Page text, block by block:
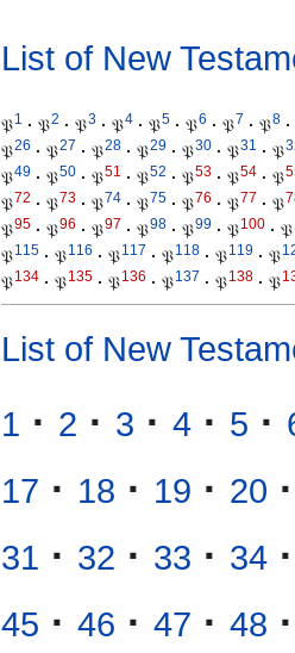
List of New
𝔓1 · 𝔓2 · 𝔓3 · 𝔓4 · 𝔓5 · 𝔓6 · 𝔓7 · 𝔓8 ·
𝔓26 · 𝔓27 · 𝔓28 · 𝔓29 · 𝔓30 · 𝔓31 · 𝔓
𝔓49 · 𝔓50 · 𝔓51 · 𝔓52 · 𝔓53 · 𝔓54 · 𝔓
𝔓72 · 𝔓73 · 𝔓74 · 𝔓75 · 𝔓76 · 𝔓77 · 𝔓
𝔓95 · 𝔓96 · 𝔓97 · 𝔓98 · 𝔓99 · 𝔓100 · 𝔓
𝔓115 · 𝔓116 · 𝔓117 · 𝔓118 · 𝔓119 · 𝔓
𝔓134 · 𝔓135 · 𝔓136 · 𝔓137 · 𝔓138 · 𝔓
List of New
1 · 2 · 3 · 4 · 5 ·
17 · 18 · 19 · 20 ·
31 · 32 · 33 · 34 ·
45 · 46 · 47 · 48 ·